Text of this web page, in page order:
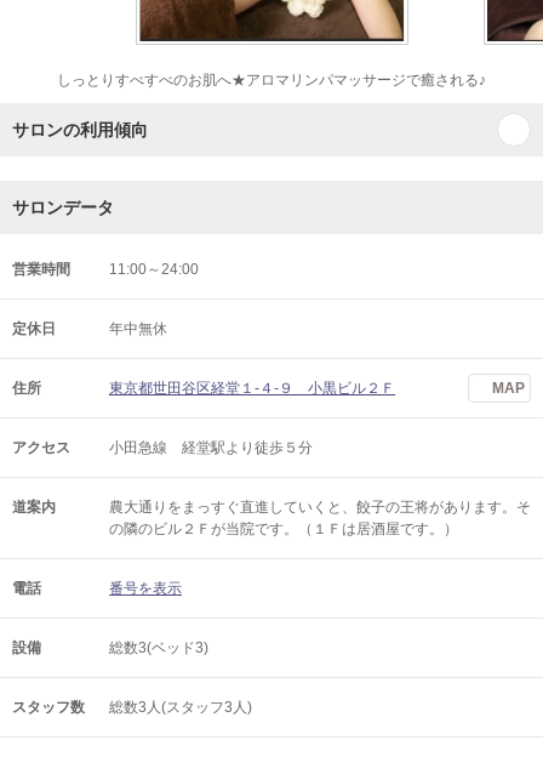
しっとりすべすべのお肌へ★アロマリンパマッサージで癒される♪
サロンの利用傾向
サロンデータ
営業時間 11:00～24:00
定休日 年中無休
住所 東京都世田谷区経堂１-４-９ 小黒ビル２Ｆ MAP
アクセス 小田急線 経堂駅より徒歩５分
道案内
農大通りをまっすぐ直進していくと、餃子の王将があります。そ
の隣のビル２Ｆが当院です。（１Ｆは居酒屋です。）
電話 番号を表示
設備 総数3(ベッド3)
スタッフ数 総数3人(スタッフ3人)